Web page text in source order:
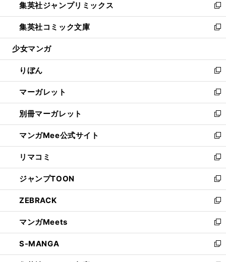
く
で
開
く
ド
ウ
で
開
ィ
ン
ド
ウ
開
く
い
ウ
ィ
ン
ウ
で
開
く
集英社ジャンプリミックス
新
し
い
ウ
ン
ド
ウ
で
開
く
集英社コミック文庫
新
し
ウ
ィ
ン
ド
ウ
で
開
く
少女マンガ
りぼん
新
し
い
ウ
ィ
ン
ド
ウ
で
開
く
マーガレット
新
し
い
ウ
ィ
ン
ド
ウ
で
開
く
別冊マーガレット
新
し
い
ウ
ィ
ン
ド
ウ
で
開
く
マンガMee公式サイト
新
し
い
ウ
ィ
ン
ド
ウ
で
開
く
リマコミ
新
し
い
ウ
ィ
ン
ド
ウ
で
開
ジャンプTOON
新
し
い
ウ
ィ
ン
ド
ウ
ZEBRACK
新
し
い
ウ
ィ
ン
マンガMeets
新
し
い
ウ
S-MANGA
新
し